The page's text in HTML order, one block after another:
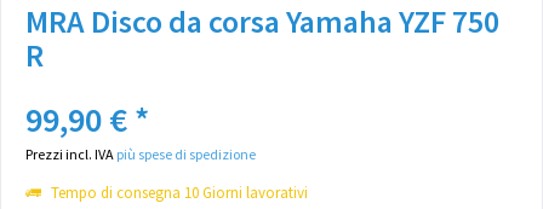
MRA Disco da corsa Yamaha YZF 750
R
99,90 € *
Prezzi incl. IVA più spese di spedizione
Tempo di consegna 10 Giorni lavorativi